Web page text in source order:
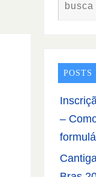
POSTS
–